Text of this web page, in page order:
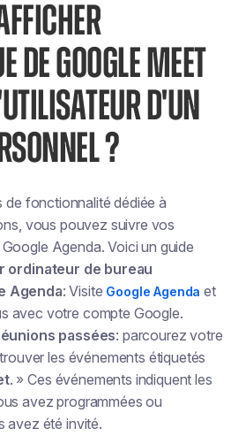
DE GOOGLE MEET
D'UN
?
de fonctionnalité dédiée à
vous pouvez suivre vos
Agenda. Voici un guide
ordinateur de bureau
Agenda: Visite Google Agenda et
avec votre compte Google.
passées: parcourez votre
les événements étiquetés
. » Ces événements indiquent les
avez programmées ou
avez été invité.